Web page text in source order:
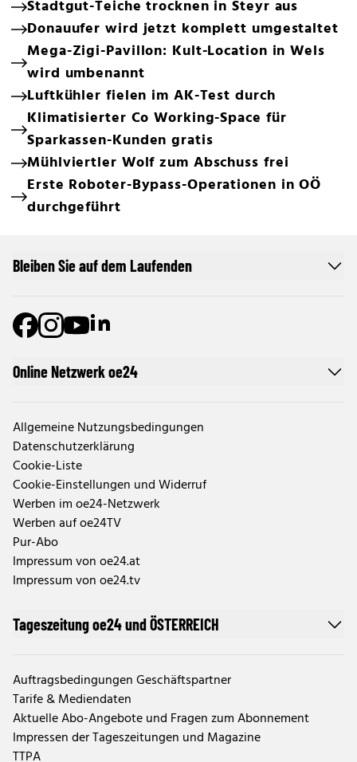
Stadtgut-Teiche trocknen in Steyr aus
Donauufer wird jetzt komplett umgestaltet
Mega-Zigi-Pavillon: Kult-Location in Wels
wird umbenannt
Luftkühler fielen im AK-Test durch
Klimatisierter Co Working-Space für
Sparkassen-Kunden gratis
Mühlviertler Wolf zum Abschuss frei
Erste Roboter-Bypass-Operationen in OÖ
durchgeführt
Online Netzwerk oe24
Allgemeine Nutzungsbedingungen
Datenschutzerklärung
Cookie-Liste
Cookie-Einstellungen und Widerruf
Werben im oe24-Netzwerk
Werben auf oe24TV
Pur-Abo
Impressum von oe24.at
Impressum von oe24.tv
Tageszeitung oe24 und ÖSTERREICH
Auftragsbedingungen Geschäftspartner
Tarife & Mediendaten
Aktuelle Abo-Angebote und Fragen zum Abonnement
Impressen der Tageszeitungen und Magazine
TTPA
Bleiben Sie auf dem Laufenden